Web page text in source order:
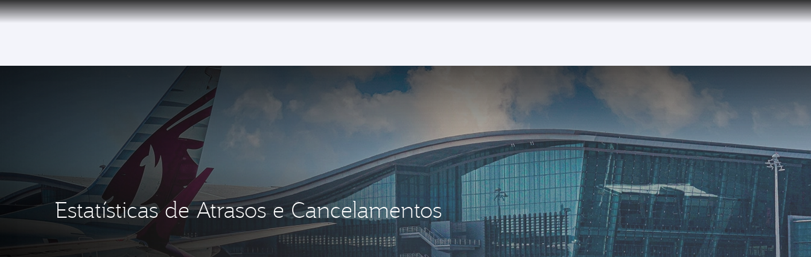
6 August 2026: Qatar Airways flight resumption to Bahrain (BAH), Erbil (EBL), and Kuwait (KWI)
Estatísticas de Atrasos e Cancelamentos